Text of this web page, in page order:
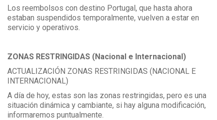
Los reembolsos con destino Portugal, que hasta ahora
estaban suspendidos temporalmente, vuelven a estar en
servicio y operativos.
ZONAS RESTRINGIDAS (Nacional e Internacional)
ACTUALIZACIÓN ZONAS RESTRINGIDAS (NACIONAL E
INTERNACIONAL)
A día de hoy, estas son las zonas restringidas, pero es una
situación dinámica y cambiante, si hay alguna modificación,
informaremos puntualmente.